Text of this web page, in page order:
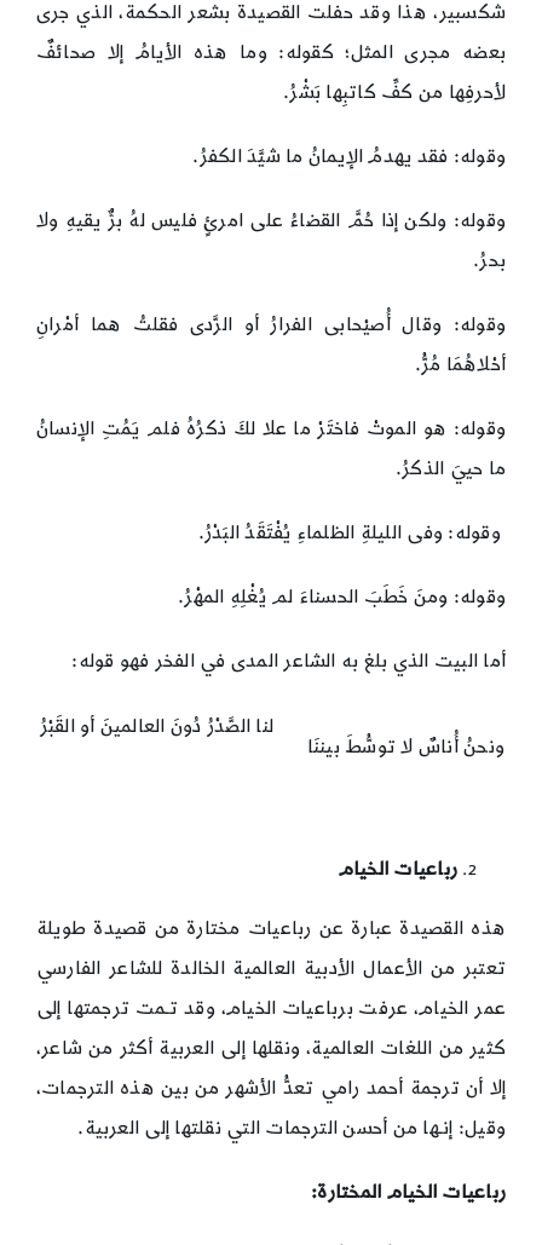
شكسبير، هذا وقد حفلت القصيدة بشعر الحكمة، الذي جرى
بعضه مجرى المثل؛ كقوله: وما هذه الأيامُ إلا صحائفٌ
لأحرفِها من كفِّ كاتبِها بَشْرُ.
وقوله: فقد يهدمُ الإيمانُ ما شيَّدَ الكفرُ.
وقوله: ولكن إذا حُمَّ القضاءُ على امرئٍ فليس لهُ برٌّ يقيهِ ولا
بحرُ.
وقوله: وقال أُصيْحابى الفرارُ أو الرَّدى فقلتُ هما أمْرانِ
أحْلاهُمَا مُرُّ.
وقوله: هو الموتْ فاختَرْ ما علا لكَ ذكرُهُ فلم يَمُتِ الإنسانُ
ما حييَ الذكرُ.
وقوله: وفى الليلةِ الظلماءِ يُفْتَقَدُ البَدْرُ.
وقوله: ومنَ خَطَبَ الحسناءَ لم يُغْلِهِ المهْرُ.
أما البيت الذي بلغ به الشاعر المدى في الفخر فهو قوله:
ونحنُ أُناسٌ لا توسُّطَ بيننَا
لنا الصَّدْرُ دُونَ العالمينَ أو القَبْرُ
رباعيات الخيام
هذه القصيدة عبارة عن رباعيات مختارة من قصيدة طويلة
تعتبر من الأعمال الأدبية العالمية الخالدة للشاعر الفارسي
عمر الخيام، عرفت برباعيات الخيام، وقد تـمت ترجمتها إلى
كثير من اللغات العالمية، ونقلها إلى العربية أكثر من شاعر،
إلا أن ترجمة أحمد رامي تعدُّ الأشهر من بين هذه الترجمات،
وقيل: إنـها من أحسن الترجمات التي نقلتها إلى العربية.
رباعيات الخيام المختارة: